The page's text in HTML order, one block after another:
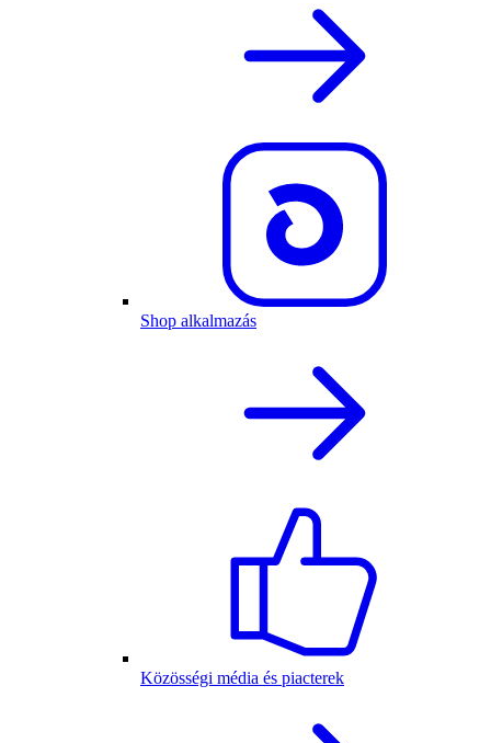
Shop alkalmazás
Közösségi média és piacterek